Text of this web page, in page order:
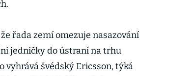
řada zemí omezuje nasazování
jedničky do ústraní na trhu
vyhrává švédský Ericsson, týká